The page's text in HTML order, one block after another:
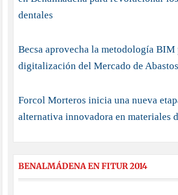
dentales
Becsa aprovecha la metodología
digitalización del Mercado de
Forcol Morteros inicia una nueva
alternativa innovadora en materiales
BENALMÁDENA EN FITUR 2014